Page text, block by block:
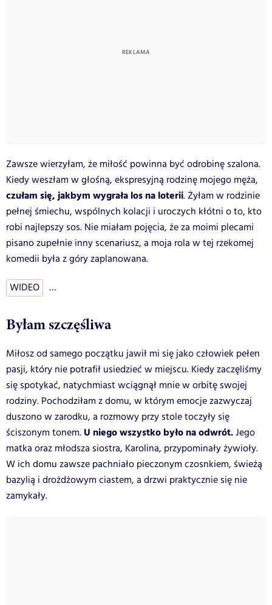
Zawsze wierzyłam, że miłość powinna być odrobinę szalona.
Kiedy weszłam w głośną, ekspresyjną rodzinę mojego męża,
czułam się, jakbym wygrała los na loterii. Żyłam w rodzinie
pełnej śmiechu, wspólnych kolacji i uroczych kłótni o to, kto
robi najlepszy sos. Nie miałam pojęcia, że za moimi plecami
pisano zupełnie inny scenariusz, a moja rola w tej rzekomej
komedii była z góry zaplanowana.
WIDEO …
Byłam szczęśliwa
Miłosz od samego początku jawił mi się jako człowiek pełen
pasji, który nie potrafił usiedzieć w miejscu. Kiedy zaczęliśmy
się spotykać, natychmiast wciągnął mnie w orbitę swojej
rodziny. Pochodziłam z domu, w którym emocje zazwyczaj
duszono w zarodku, a rozmowy przy stole toczyły się
ściszonym tonem. U niego wszystko było na odwrót.Jego
matka oraz młodsza siostra, Karolina, przypominały żywioły.
W ich domu zawsze pachniało pieczonym czosnkiem, świeżą
bazylią i drożdżowym ciastem, a drzwi praktycznie się nie
zamykały.